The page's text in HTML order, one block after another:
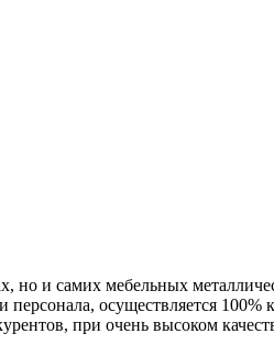
но и самих мебельных
осуществляется 100%
при очень высоком